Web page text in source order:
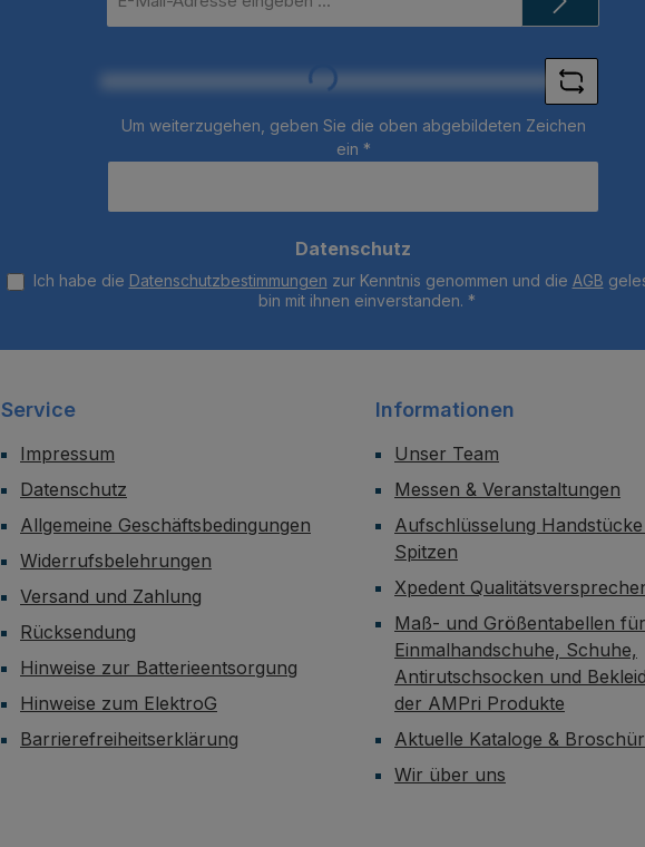
Mail-
Loading...
Um weiterzugehen, geben Sie die oben abgebildeten Zeichen
ein *
Datenschutz
Ich habe die Datenschutzbestimmungen zur Kenntnis genommen und die AGB
bin mit ihnen einverstanden. *
Service
Impressum
Datenschutz
Allgemeine Geschäftsbedingungen
Widerrufsbelehrungen
Versand und Zahlung
Rücksendung
Hinweise zur Batterieentsorgung
Hinweise zum ElektroG
Barrierefreiheitserklärung
Informationen
Unser Team
Messen & Veranstaltungen
Aufschlüsselung
Spitzen
Xpedent
Maß- und Größentabellen für
Einmalhandschuhe, Schuhe,
Antirutschsocken und
der AMPri Produkte
Aktuelle Kataloge &
Wir über uns